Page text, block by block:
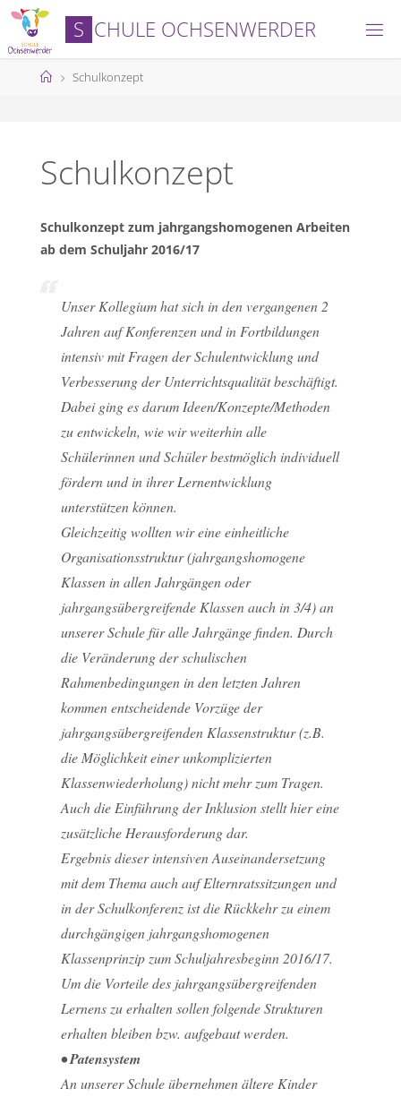
Skip
content
S CHUL E OCHSENWERDER
HomeSchulkonzept
Schulkonzept
Schulkonzept zum jahrgangshomogenen Arbeiten
ab dem Schuljahr 2016/17
Unser Kollegium hat sich in den vergangenen 2
Jahren auf Konferenzen und in Fortbildungen
intensiv mit Fragen der Schulentwicklung und
Verbesserung der Unterrichtsqualität beschäftigt.
Dabei ging es darum Ideen/Konzepte/Methoden
zu entwickeln, wie wir weiterhin alle
Schülerinnen und Schüler bestmöglich individuell
fördern und in ihrer Lernentwicklung
unterstützen können.
Gleichzeitig wollten wir eine einheitliche
Organisationsstruktur (jahrgangshomogene
Klassen in allen Jahrgängen oder
jahrgangsübergreifende Klassen auch in 3/4) an
unserer Schule für alle Jahrgänge finden. Durch
die Veränderung der schulischen
Rahmenbedingungen in den letzten Jahren
kommen entscheidende Vorzüge der
jahrgangsübergreifenden Klassenstruktur (z.B.
die Möglichkeit einer unkomplizierten
Klassenwiederholung) nicht mehr zum Tragen.
Auch die Einführung der Inklusion stellt hier eine
zusätzliche Herausforderung dar.
Ergebnis dieser intensiven Auseinandersetzung
mit dem Thema auch auf Elternratssitzungen und
in der Schulkonferenz ist die Rückkehr zu einem
durchgängigen jahrgangshomogenen
Klassenprinzip zum Schuljahresbeginn 2016/17.
Um die Vorteile des jahrgangsübergreifenden
Lernens zu erhalten sollen folgende Strukturen
erhalten bleiben bzw. aufgebaut werden.
• Patensystem
An unserer Schule übernehmen ältere Kinder